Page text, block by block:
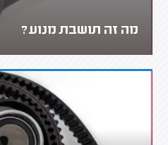
מה זה תושבת מנוע?